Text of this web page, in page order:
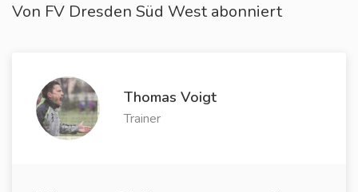
Von FV Dresden Süd West abonniert
Thomas Voigt
Trainer